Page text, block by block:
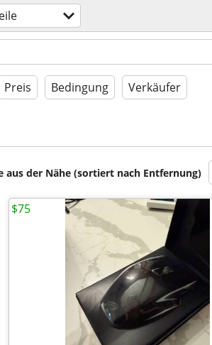
Preis Bedingung Verkäufer
aus der Nähe (sortiert nach Entfernung)
$75